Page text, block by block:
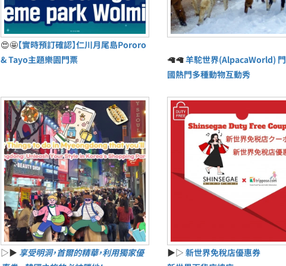
😍🤩【實時預訂確認】仁川月尾島Pororo
& Tayo主題樂園門票
🦙🦙羊駝世界(AlpacaWorld)
國熱門多種動物互動秀
▷▶ 享受明洞，首爾的精華，利用獨家優
▶▷ 新世界免稅店優惠券